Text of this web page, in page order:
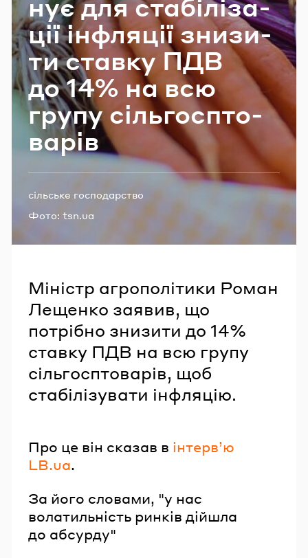
нує для ста­бі­лі­за­
ції ін­фля­ції зни­зи­
ти став­ку ПДВ
до 14% на всю
групу сіль­гос­пто­
ва­рів
Теги:
сільське господарство
Фото: tsn.ua
Міністр агрополітики Роман
Лещенко заявив, що
потрібно знизити до 14%
ставку ПДВ на всю групу
сільгосптоварів, щоб
стабілізувати інфляцію.
Про це він сказав в інтерв’ю
LB.ua.
За його словами, "у нас
волатильність ринків дійшла
до абсурду"
Email
Пароль
Забули пароль?
УВІЙТИ